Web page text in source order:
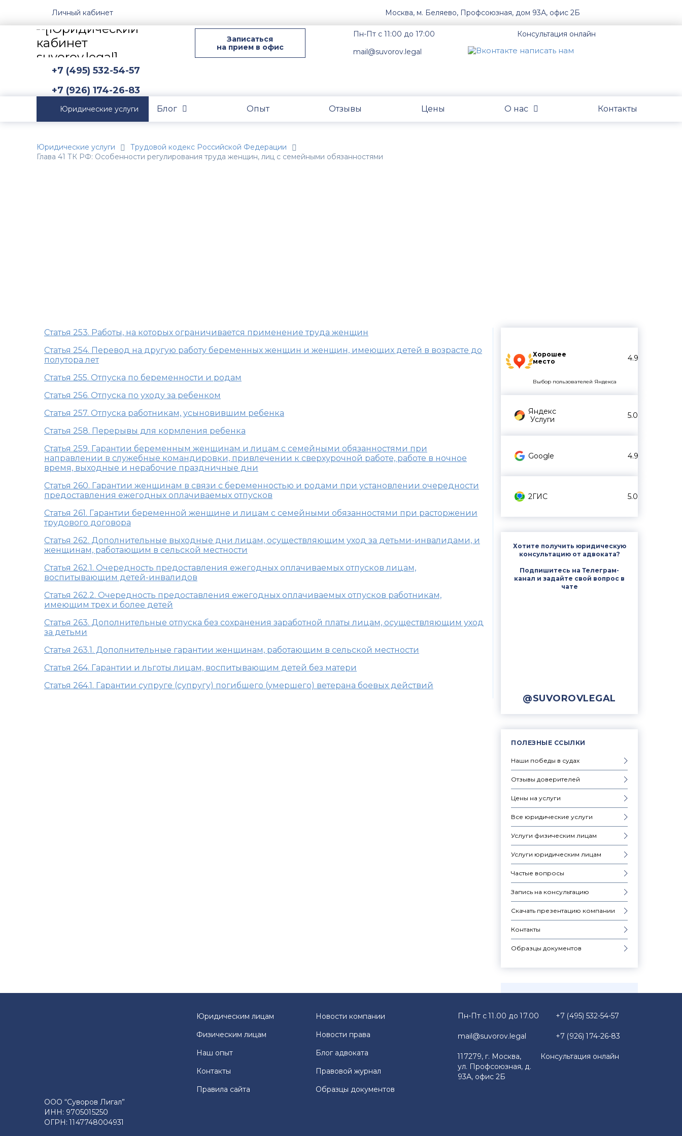
Личный кабинет Москва, м. Беляево, Профсоюзная, дом 93А, офис 2Б
Записаться
на прием в офис
Пн-Пт с 11:00 до 17:00
mail@suvorov.legal
Консультация онлайн
+7 (495) 532-54-57
+7 (926) 174-26-83
Юридические услуги Блог Опыт Отзывы Цены О нас Контакты
Юридические услуги
Трудовой кодекс Российской Федерации
Глава 41 ТК РФ: Особенности регулирования труда женщин, лиц с семейными обязанностями
Хорошее
место
4.9
Выбор пользователей Яндекса
Яндекс
Услуги
5.0
Google 4.9
2ГИС 5.0
Хотите получить юридическую
консультацию от адвоката?
Подпишитесь на Телеграм-
канал и задайте свой вопрос в
чате
@SUVOROVLEGAL
ПОЛЕЗНЫЕ ССЫЛКИ
Наши победы в судах
Отзывы доверителей
Цены на услуги
Все юридические услуги
Услуги физическим лицам
Услуги юридическим лицам
Частые вопросы
Запись на консультацию
Скачать презентацию компании
Контакты
Образцы документов
Статья 253. Работы, на которых ограничивается применение труда женщин
Статья 254. Перевод на другую работу беременных женщин и женщин, имеющих детей в возрасте до
полутора лет
Статья 255. Отпуска по беременности и родам
Статья 256. Отпуска по уходу за ребенком
Статья 257. Отпуска работникам, усыновившим ребенка
Статья 258. Перерывы для кормления ребенка
Статья 259. Гарантии беременным женщинам и лицам с семейными обязанностями при
направлении в служебные командировки, привлечении к сверхурочной работе, работе в ночное
время, выходные и нерабочие праздничные дни
Статья 260. Гарантии женщинам в связи с беременностью и родами при установлении очередности
предоставления ежегодных оплачиваемых отпусков
Статья 261. Гарантии беременной женщине и лицам с семейными обязанностями при расторжении
трудового договора
Статья 262. Дополнительные выходные дни лицам, осуществляющим уход за детьми-инвалидами, и
женщинам, работающим в сельской местности
Статья 262.1. Очередность предоставления ежегодных оплачиваемых отпусков лицам,
воспитывающим детей-инвалидов
Статья 262.2. Очередность предоставления ежегодных оплачиваемых отпусков работникам,
имеющим трех и более детей
Статья 263. Дополнительные отпуска без сохранения заработной платы лицам, осуществляющим уход
за детьми
Статья 263.1. Дополнительные гарантии женщинам, работающим в сельской местности
Статья 264. Гарантии и льготы лицам, воспитывающим детей без матери
Статья 264.1. Гарантии супруге (супругу) погибшего (умершего) ветерана боевых действий
ООО “Суворов Лигал”
ИНН: 9705015250
ОГРН: 1147748004931
Юридическим лицам
Новости компании
Физическим лицам
Новости права
Наш опыт
Блог адвоката
Контакты
Правовой журнал
Правила сайта
Образцы документов
Пн-Пт с 11.00 до 17.00
mail@suvorov.legal
117279, г. Москва,
ул. Профсоюзная, д.
93А, офис 2Б
+7 (495) 532-54-57
+7 (926) 174-26-83
Консультация онлайн